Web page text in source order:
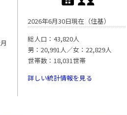
2026年6月30日現在（住基）
総人口：43,820人
男：20,991人／女：22,829人
世帯数：18,031世帯
詳しい統計情報を見る